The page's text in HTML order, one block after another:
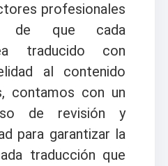
profesionales
de que cada
traducido con
al contenido
contamos con un
de revisión y
para garantizar la
traducción que